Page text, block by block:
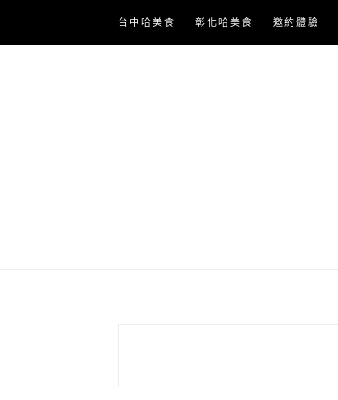
content
台中哈美食 彰化哈美食 邀約體驗